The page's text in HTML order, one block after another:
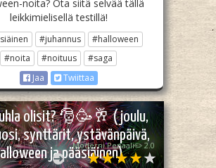
noita? Ota siitä selvää tällä
leikkimielisellä testillä!
#juhannus
#halloween
#noita
#noituus
#saga
Jaa
Twiittaa
olisit? 🎅🥳🥂 (joulu,
synttärit, ystävänpäivä,
ja pääsiäinen)
Moderni Penaali✏️ 2.0